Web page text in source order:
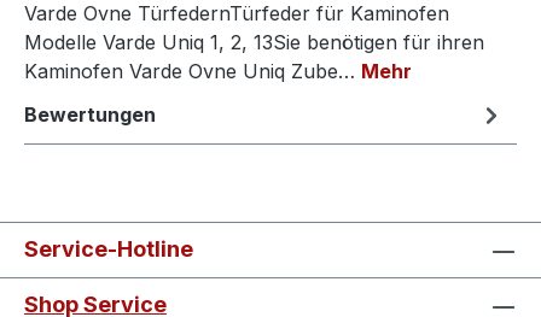
Varde Ovne TürfedernTürfeder für Kaminofen
Modelle Varde Uniq 1, 2, 13Sie benötigen für ihren
Kaminofen Varde Ovne Uniq Zube… Mehr
Bewertungen
Service-Hotline
Shop Service